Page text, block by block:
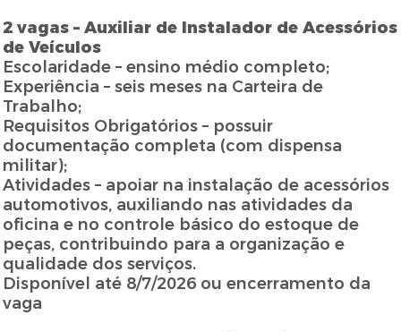
2 vagas – Auxiliar de Instalador de Acessórios
de Veículos
Escolaridade – ensino médio completo;
Experiência – seis meses na Carteira de
Trabalho;
Requisitos Obrigatórios – possuir
documentação completa (com dispensa
militar);
Atividades – apoiar na instalação de acessórios
automotivos, auxiliando nas atividades da
oficina e no controle básico do estoque de
peças, contribuindo para a organização e
qualidade dos serviços.
Disponível até 8/7/2026 ou encerramento da
vaga